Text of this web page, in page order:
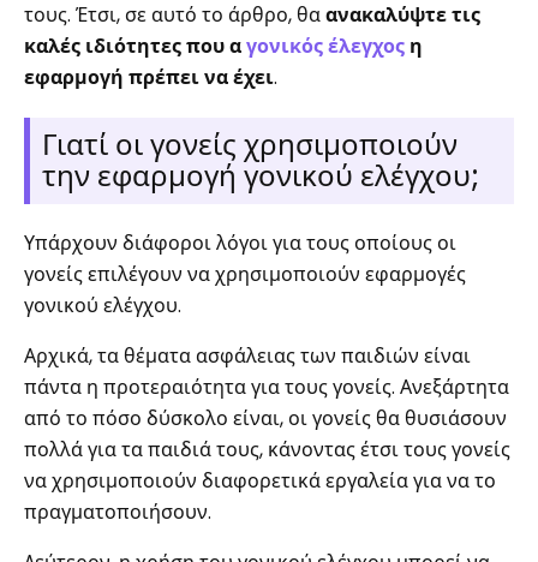
τους. Έτσι, σε αυτό το άρθρο, θαανακαλύψτε τις
καλές ιδιότητες που αγονικός έλεγχος η
εφαρμογή πρέπει να έχει.
Γιατί οι γονείς χρησιμοποιούν
την εφαρμογή γονικού ελέγχου;
Υπάρχουν διάφοροι λόγοι για τους οποίους οι
γονείς επιλέγουν να χρησιμοποιούν εφαρμογές
γονικού ελέγχου.
Αρχικά, τα θέματα ασφάλειας των παιδιών είναι
πάντα η προτεραιότητα για τους γονείς. Ανεξάρτητα
από το πόσο δύσκολο είναι, οι γονείς θα θυσιάσουν
πολλά για τα παιδιά τους, κάνοντας έτσι τους γονείς
να χρησιμοποιούν διαφορετικά εργαλεία για να το
πραγματοποιήσουν.